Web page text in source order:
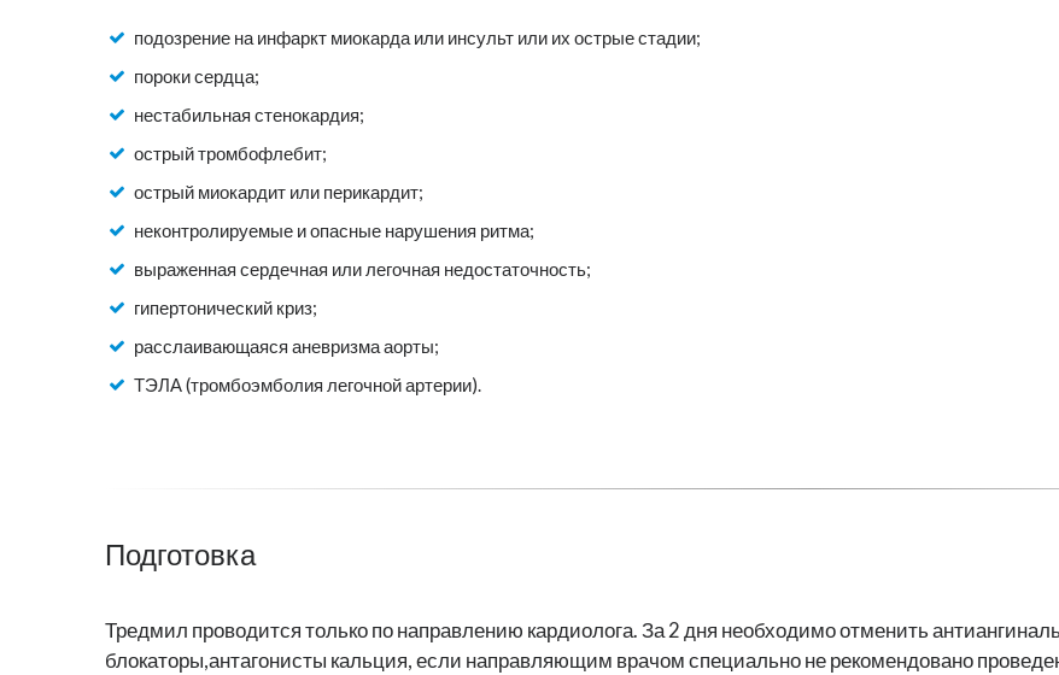
подозрение на инфаркт миокарда или инсульт или их острые стадии;
пороки сердца;
нестабильная стенокардия;
острый тромбофлебит;
острый миокардит или перикардит;
неконтролируемые и опасные нарушения ритма;
выраженная сердечная или легочная недостаточность;
гипертонический криз;
расслаивающаяся аневризма аорты;
ТЭЛА (тромбоэмболия легочной артерии).
Подготовка
Тредмил проводится только по направлению кардиолога. За 2 дня необходимо отменить
блокаторы,антагонисты кальция, если направляющим врачом специально не рекомендовано